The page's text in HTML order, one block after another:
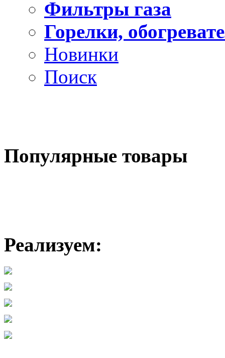
Фильтры газа
Горелки,
Новинки
Поиск
Популярные товары
Реализуем: